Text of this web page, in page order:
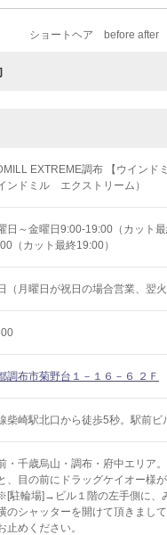
ショートヘア before after
EXTREME調布 【ウインド
ンドミル エクストリーム）
日～金曜日9:00-19:00（カット
（カット最終19:00）
（月曜日が祝日の場合営業、翌火
調布市菊野台１－１６－６ ２Ｆ
柴崎駅北口から徒歩5秒。駅前ビ
・千歳烏山・調布・府中エリア
、目の前にドラッグケイオー様
駐輪場]→ビル１階の左手側に、
のシャッターを開けて頂きまし
止めください。